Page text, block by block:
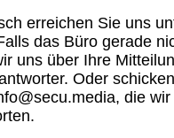
erreichen Sie uns
das Büro gerade
uns über Ihre
Oder
die